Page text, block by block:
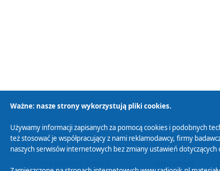
Polityka Prywatności Zasady
Ważne: nasze strony wykorzystują pliki cookies.
Używamy informacji zapisanych za pomocą cookies i podobnych
też stosować je współpracujący z nami reklamodawcy, firmy
naszych serwisów internetowych bez zmiany ustawień